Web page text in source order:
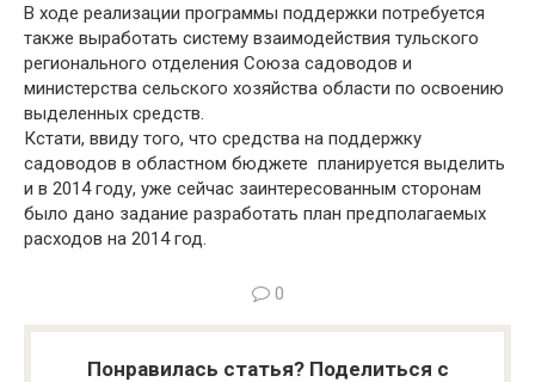
В ходе реализации программы поддержки потребуется
также выработать систему взаимодействия тульского
регионального отделения Союза садоводов и
министерства сельского хозяйства области по освоению
выделенных средств.
Кстати, ввиду того, что средства на поддержку
садоводов в областном бюджете планируется выделить
и в 2014 году, уже сейчас заинтересованным сторонам
было дано задание разработать план предполагаемых
расходов на 2014 год.
0
Понравилась статья? Поделиться с